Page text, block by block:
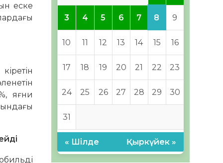
еске
яғни
3 4 5 6 7 8 9
10 11 12 13 14 15 16
17 18 19 20 21 22 23
24 25 26 27 28 29 30
31
« Шілде Қыркүйек »